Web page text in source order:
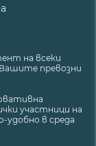
на всеки
превозни
участници на
удобно в среда